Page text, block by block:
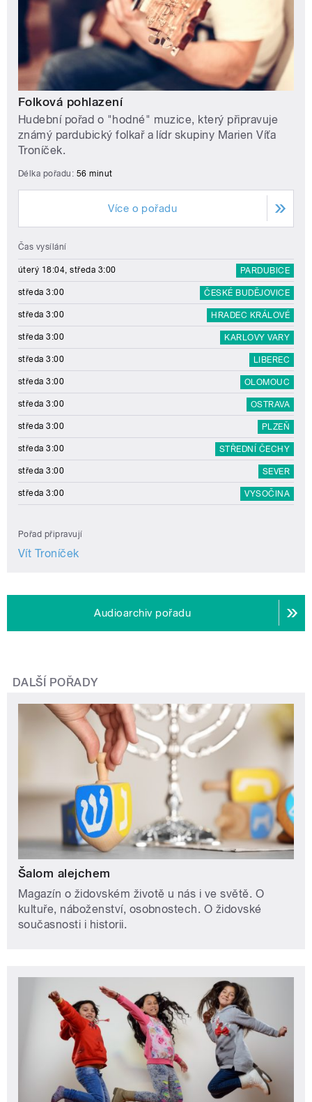
Folková pohlazení
Hudební pořad o "hodné" muzice, který připravuje
známý pardubický folkař a lídr skupiny Marien Víťa
Troníček.
Délka pořadu: 56 minut
Více o pořadu
Čas vysílání
úterý 18:04, středa 3:00 PARDUBICE
středa 3:00 ČESKÉ BUDĚJOVICE
středa 3:00 HRADEC KRÁLOVÉ
středa 3:00 KARLOVY VARY
středa 3:00 LIBEREC
středa 3:00 OLOMOUC
středa 3:00 OSTRAVA
středa 3:00 PLZEŇ
středa 3:00 STŘEDNÍ ČECHY
středa 3:00 SEVER
středa 3:00 VYSOČINA
Pořad připravují
Vít Troníček
Audioarchiv pořadu
DALŠÍ POŘADY
Šalom alejchem
Magazín o židovském životě u nás i ve světě. O
kultuře, náboženství, osobnostech. O židovské
současnosti i historii.